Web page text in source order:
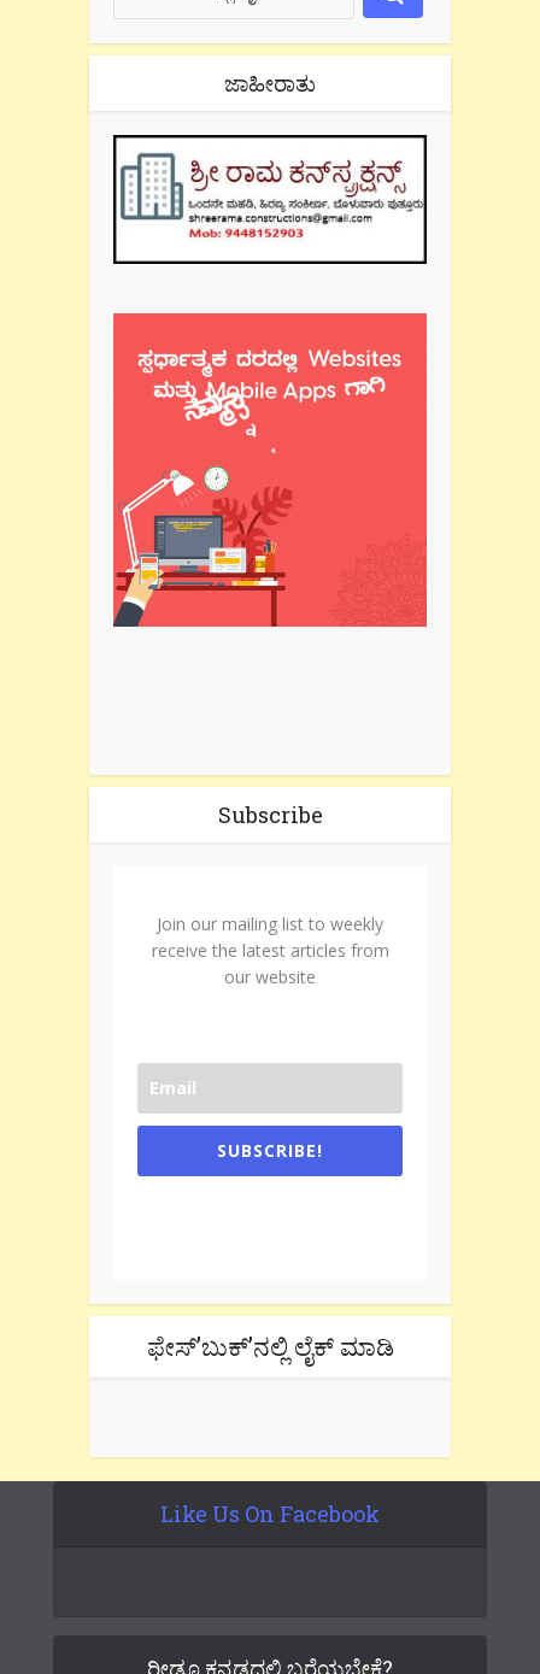
ಜಾಹೀರಾತು
Subscribe
Join our mailing list to weekly
receive the latest articles from
our website
SUBSCRIBE!
ಫೇಸ್’ಬುಕ್’ನಲ್ಲಿ ಲೈಕ್ ಮಾಡಿ
Like Us On Facebook
ರೀಡೂ ಕನ್ನಡದಲ್ಲಿ ಬರೆಯಬೇಕೆ?